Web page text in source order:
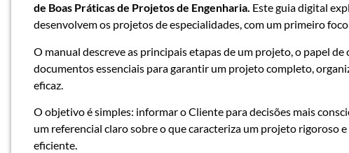
de Boas Práticas de Projetos de Engenharia. Este guia digital
desenvolvem os projetos de especialidades, com um primeiro
O manual descreve as principais etapas de um projeto, o papel
documentos essenciais para garantir um projeto completo,
eficaz.
O objetivo é simples: informar o Cliente para decisões mais
um referencial claro sobre o que caracteriza um projeto rigoroso
eficiente.